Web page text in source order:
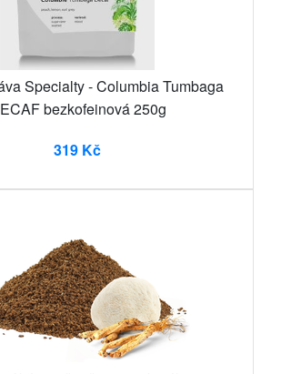
Specialty - Columbia Tumbaga
bezkofeinová 250g
319 Kč